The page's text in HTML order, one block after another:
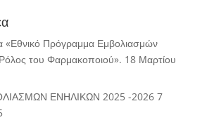
«Εθνικό Πρόγραμμα Εμβολιασμών
του Φαρμακοποιού». 18 Μαρτίου
ΕΝΗΛΙΚΩΝ 2025 -2026 7